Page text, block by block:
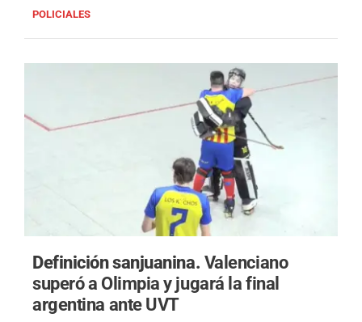
POLICIALES
Definición sanjuanina. Valenciano
superó a Olimpia y jugará la final
argentina ante UVT